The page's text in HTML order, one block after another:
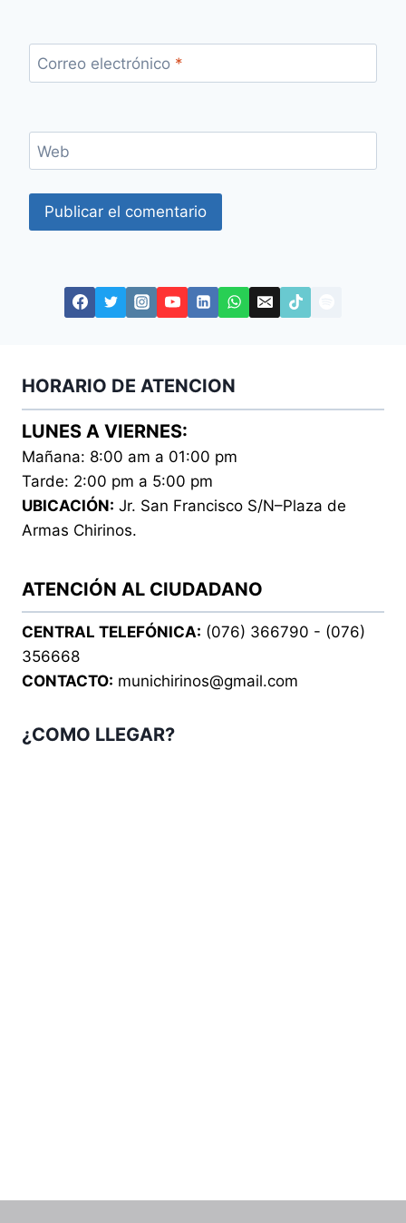
Correo electrónico *
Web
HORARIO DE ATENCION
LUNES A VIERNES:
Mañana: 8:00 am a 01:00 pm
Tarde: 2:00 pm a 5:00 pm
UBICACIÓN: Jr. San Francisco S/N–Plaza de
Armas Chirinos.
ATENCIÓN AL CIUDADANO
CENTRAL TELEFÓNICA: (076) 366790 - (076)
356668
CONTACTO: munichirinos@gmail.com
¿COMO LLEGAR?